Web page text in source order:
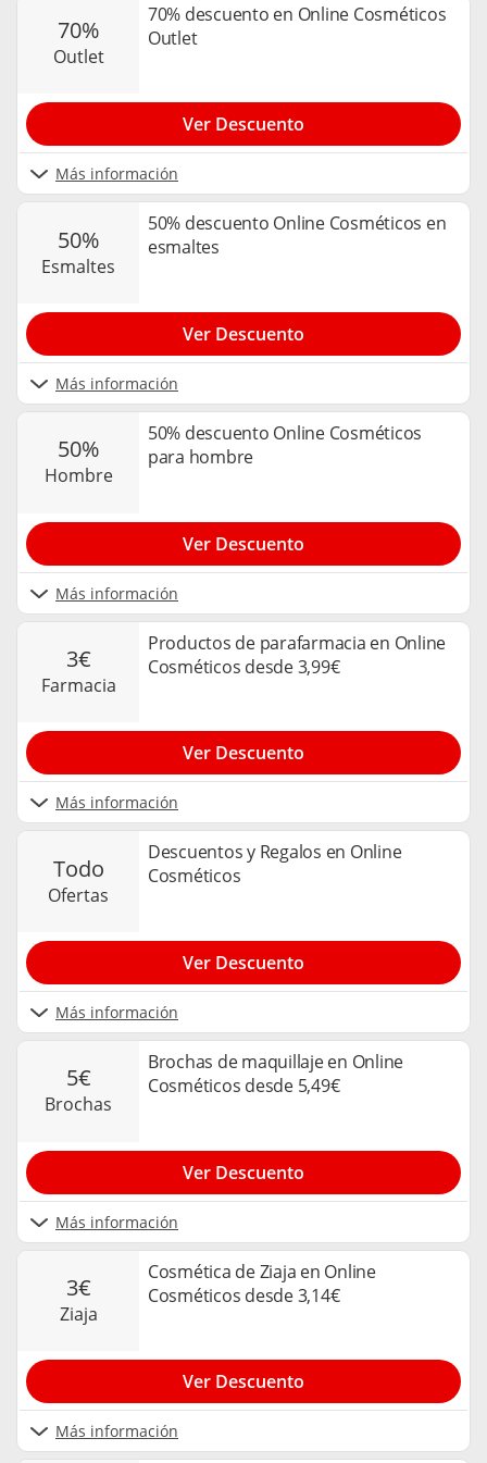
70%
outlet
70% descuento en Online Cosméticos
Outlet
Más información
Ver Descuento
50%
esmaltes
50% descuento Online Cosméticos en
esmaltes
Más información
Ver Descuento
50%
hombre
50% descuento Online Cosméticos
para hombre
Más información
Ver Descuento
3€
farmacia
Productos de parafarmacia en Online
Cosméticos desde 3,99€
Más información
Ver Descuento
todo
ofertas
Descuentos y Regalos en Online
Cosméticos
Más información
Ver Descuento
5€
brochas
Brochas de maquillaje en Online
Cosméticos desde 5,49€
Más información
Ver Descuento
3€
ziaja
Cosmética de Ziaja en Online
Cosméticos desde 3,14€
Más información
Ver Descuento